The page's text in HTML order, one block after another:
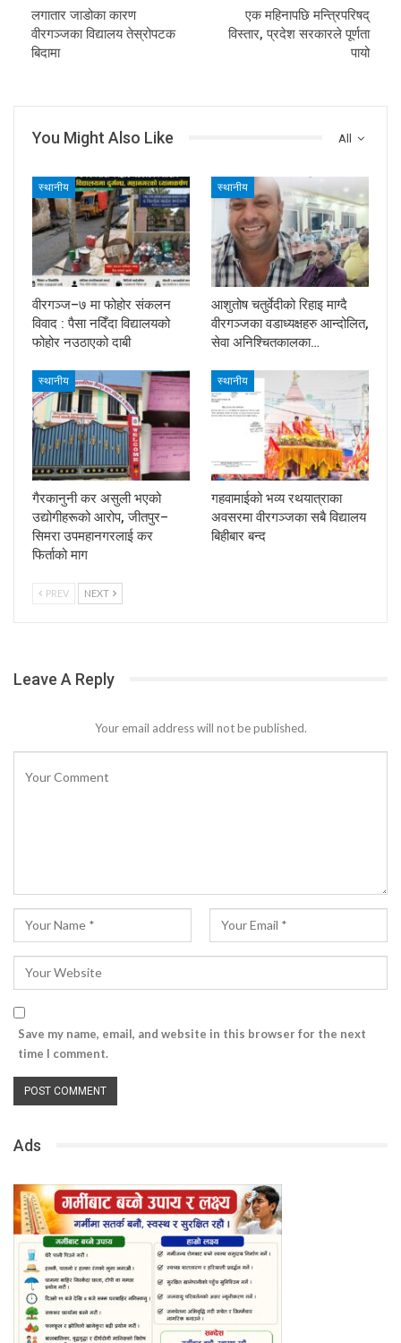
लगातार जाडोका कारण
वीरगञ्जका विद्यालय तेस्रोपटक
बिदामा
एक महिनापछि मन्त्रिपरिषद्
विस्तार, प्रदेश सरकारले पूर्णता
पायो
All
You Might Also Like
स्थानीय
वीरगञ्ज–७ मा फोहोर संकलन
विवाद : पैसा नदिँदा विद्यालयको
फोहोर नउठाएको दाबी
स्थानीय
आशुतोष चतुर्वेदीको रिहाइ माग्दै
वीरगञ्जका वडाध्यक्षहरु आन्दोलित,
सेवा अनिश्चितकालका…
स्थानीय
गैरकानुनी कर असुली भएको
उद्योगीहरूको आरोप, जीतपुर–
सिमरा उपमहानगरलाई कर
फिर्ताको माग
स्थानीय
गहवामाईको भव्य रथयात्राका
अवसरमा वीरगञ्जका सबै विद्यालय
बिहीबार बन्द
PREV NEXT
Leave A Reply
Your email address will not be published.
Save my name, email, and website in this browser for the next
time I comment.
Ads